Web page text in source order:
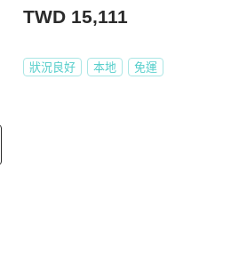
TWD 15,111
狀況良好 本地 免運